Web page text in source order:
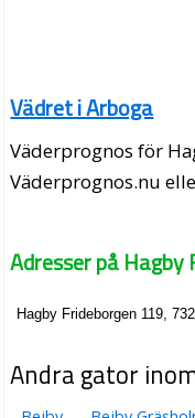
Vädret i Arboga
Väderprognos för
Väderprognos.nu
Adresser på Hagby
Hagby Frideborgen 119,
Andra gator